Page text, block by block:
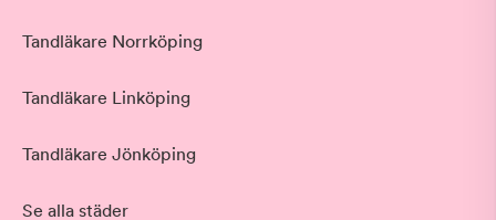
Tandläkare Norrköping
Tandläkare Linköping
Tandläkare Jönköping
Se alla städer